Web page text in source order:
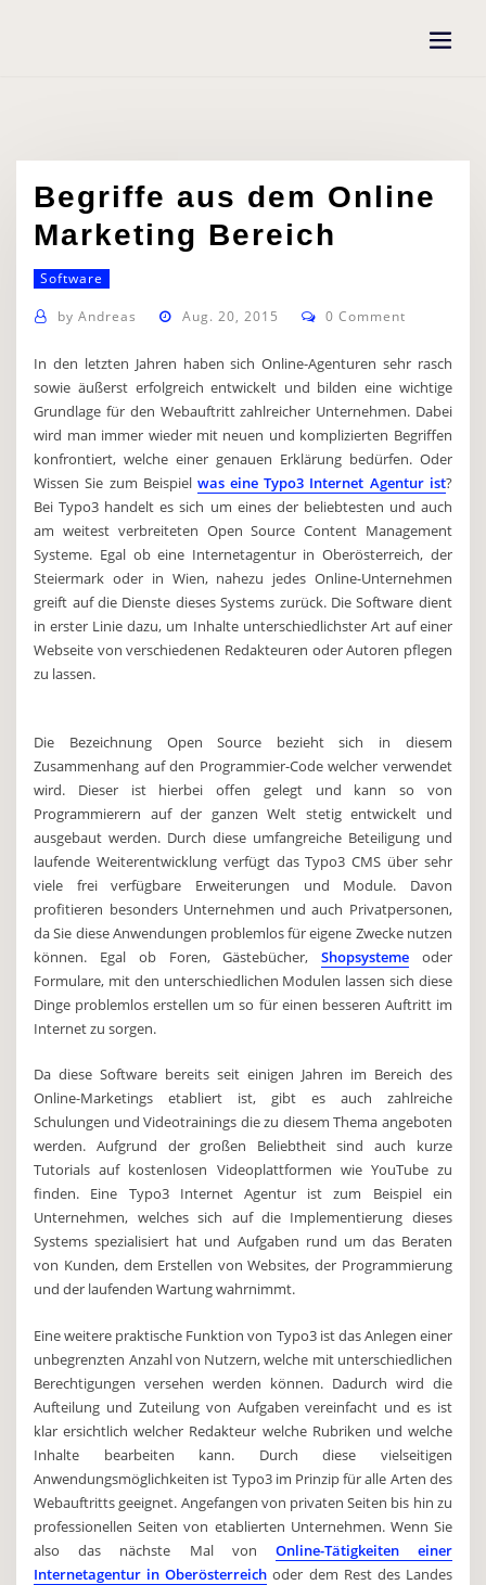
Begriffe aus dem Online
Marketing Bereich
Software
by Andreas Aug. 20, 2015 0 Comment
In den letzten Jahren haben sich Online-Agenturen sehr rasch
sowie äußerst erfolgreich entwickelt und bilden eine wichtige
Grundlage für den Webauftritt zahlreicher Unternehmen. Dabei
wird man immer wieder mit neuen und komplizierten Begriffen
konfrontiert, welche einer genauen Erklärung bedürfen. Oder
Wissen Sie zum Beispiel was eine Typo3 Internet Agentur ist?
Bei Typo3 handelt es sich um eines der beliebtesten und auch
am weitest verbreiteten Open Source Content Management
Systeme. Egal ob eine Internetagentur in Oberösterreich, der
Steiermark oder in Wien, nahezu jedes Online-Unternehmen
greift auf die Dienste dieses Systems zurück. Die Software dient
in erster Linie dazu, um Inhalte unterschiedlichster Art auf einer
Webseite von verschiedenen Redakteuren oder Autoren pflegen
zu lassen.
Die Bezeichnung Open Source bezieht sich in diesem
Zusammenhang auf den Programmier-Code welcher verwendet
wird. Dieser ist hierbei offen gelegt und kann so von
Programmierern auf der ganzen Welt stetig entwickelt und
ausgebaut werden. Durch diese umfangreiche Beteiligung und
laufende Weiterentwicklung verfügt das Typo3 CMS über sehr
viele frei verfügbare Erweiterungen und Module. Davon
profitieren besonders Unternehmen und auch Privatpersonen,
da Sie diese Anwendungen problemlos für eigene Zwecke nutzen
können. Egal ob Foren, Gästebücher, Shopsysteme oder
Formulare, mit den unterschiedlichen Modulen lassen sich diese
Dinge problemlos erstellen um so für einen besseren Auftritt im
Internet zu sorgen.
Da diese Software bereits seit einigen Jahren im Bereich des
Online-Marketings etabliert ist, gibt es auch zahlreiche
Schulungen und Videotrainings die zu diesem Thema angeboten
werden. Aufgrund der großen Beliebtheit sind auch kurze
Tutorials auf kostenlosen Videoplattformen wie YouTube zu
finden. Eine Typo3 Internet Agentur ist zum Beispiel ein
Unternehmen, welches sich auf die Implementierung dieses
Systems spezialisiert hat und Aufgaben rund um das Beraten
von Kunden, dem Erstellen von Websites, der Programmierung
und der laufenden Wartung wahrnimmt.
Eine weitere praktische Funktion von Typo3 ist das Anlegen einer
unbegrenzten Anzahl von Nutzern, welche mit unterschiedlichen
Berechtigungen versehen werden können. Dadurch wird die
Aufteilung und Zuteilung von Aufgaben vereinfacht und es ist
klar ersichtlich welcher Redakteur welche Rubriken und welche
Inhalte bearbeiten kann. Durch diese vielseitigen
Anwendungsmöglichkeiten ist Typo3 im Prinzip für alle Arten des
Webauftritts geeignet. Angefangen von privaten Seiten bis hin zu
professionellen Seiten von etablierten Unternehmen. Wenn Sie
also das nächste Mal von Online-Tätigkeiten einer
Internetagentur in Oberösterreich oder dem Rest des Landes